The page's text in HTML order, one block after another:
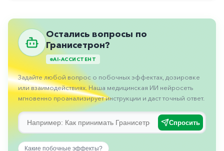
Пульмонология
Сердечные
Сосудистые
Тромбозы
Урология
Ухо-
горло-
Остались вопросы по
Гранисетрон?
AI-АССИСТЕНТ
Задайте любой вопрос о побочных эффектах, дозировке
или взаимодействиях. Наша медицинская ИИ нейросеть
мгновенно проанализирует инструкции и даст точный ответ.
Спросить
Какие побочные эффекты?